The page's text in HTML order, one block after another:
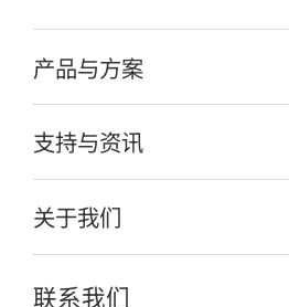
产品与方案
支持与资讯
关于我们
联系我们